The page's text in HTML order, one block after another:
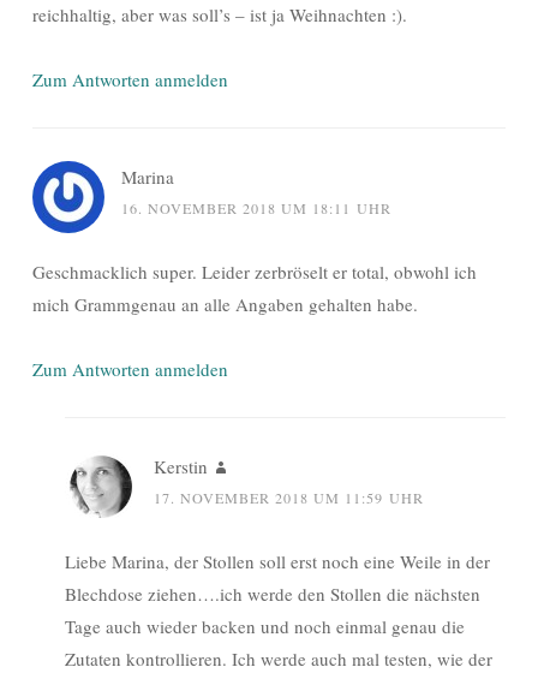
reichhaltig, aber was soll’s – ist ja Weihnachten :).
Zum Antworten anmelden
Marina
16. NOVEMBER 2018 UM 18:11 UHR
Geschmacklich super. Leider zerbröselt er total, obwohl ich
mich Grammgenau an alle Angaben gehalten habe.
Zum Antworten anmelden
Kerstin
17. NOVEMBER 2018 UM 11:59 UHR
Liebe Marina, der Stollen soll erst noch eine Weile in der
Blechdose ziehen….ich werde den Stollen die nächsten
Tage auch wieder backen und noch einmal genau die
Zutaten kontrollieren. Ich werde auch mal testen, wie der